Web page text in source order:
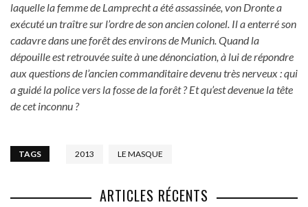
laquelle la femme de Lamprecht a été assassinée, von Dronte a
exécuté un traître sur l’ordre de son ancien colonel. Il a enterré son
cadavre dans une forêt des environs de Munich. Quand la
dépouille est retrouvée suite à une dénonciation, à lui de répondre
aux questions de l’ancien commanditaire devenu très nerveux : qui
a guidé la police vers la fosse de la forêt ? Et qu’est devenue la tête
de cet inconnu ?
TAGS 2013 LE MASQUE
ARTICLES RÉCENTS